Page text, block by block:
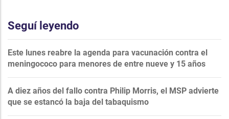
Seguí leyendo
Este lunes reabre la agenda para vacunación contra el
meningococo para menores de entre nueve y 15 años
A diez años del fallo contra Philip Morris, el MSP advierte
que se estancó la baja del tabaquismo